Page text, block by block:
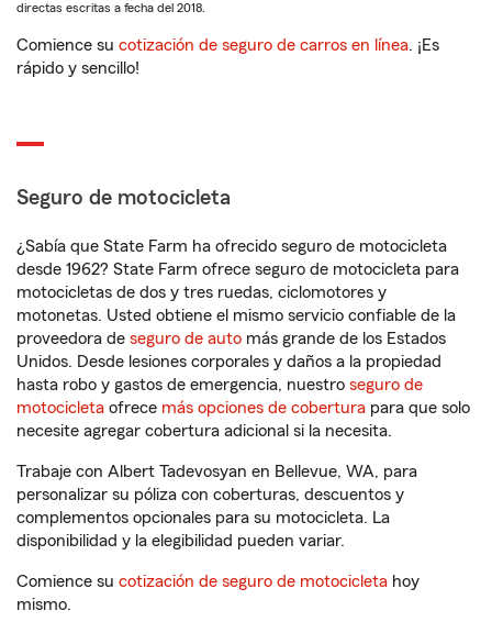
directas escritas a fecha del 2018.
Comience su cotización de seguro de carros en línea. ¡Es
rápido y sencillo!
Seguro de motocicleta
¿Sabía que State Farm ha ofrecido seguro de motocicleta
desde 1962? State Farm ofrece seguro de motocicleta para
motocicletas de dos y tres ruedas, ciclomotores y
motonetas. Usted obtiene el mismo servicio confiable de la
proveedora de seguro de auto más grande de los Estados
Unidos. Desde lesiones corporales y daños a la propiedad
hasta robo y gastos de emergencia, nuestro seguro de
motocicleta ofrece más opciones de cobertura para que solo
necesite agregar cobertura adicional si la necesita.
Trabaje con Albert Tadevosyan en Bellevue, WA, para
personalizar su póliza con coberturas, descuentos y
complementos opcionales para su motocicleta. La
disponibilidad y la elegibilidad pueden variar.
Comience su cotización de seguro de motocicleta hoy
mismo.